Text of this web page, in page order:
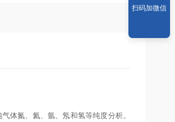
体氮、氦、氩、氖和氢等纯度分析。
扫码加微信